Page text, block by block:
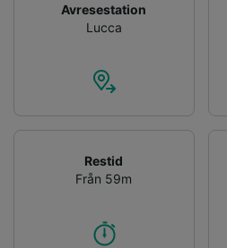
Avresestation
Lucca
Restid
Från 59m